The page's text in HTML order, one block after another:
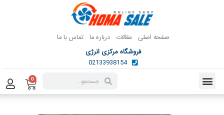
صفحه اصلی مقالات درباره ما تماس با ما
فروشگاه مرکزی انرژی
02133938154